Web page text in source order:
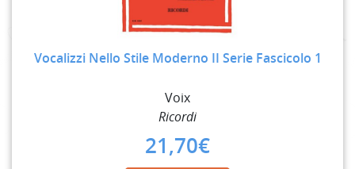
Vocalizzi Nello Stile Moderno II Serie Fascicolo 1
Voix
Ricordi
21,70€